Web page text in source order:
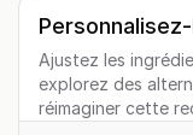
Ajustez les
explorez des
réimaginer cette